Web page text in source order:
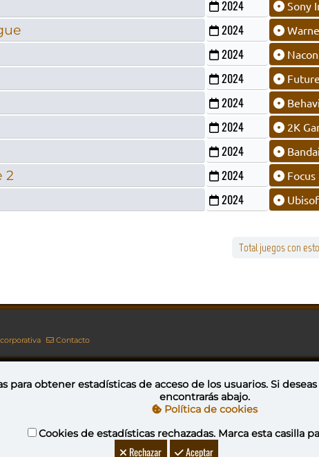
2024 Sony
2024
2024 Nacon
2024
2024
2024 2K
2024
2 2024 Focus
2024
Total juegos con
Contacto
Esta obra está bajo una licencia de Creative Commons Reconocimiento-NoComercial-CompartirIgual 4.0 Internacional
YovaGamingNetwork
para obtener estadísticas de acceso de los usuarios. Si
encontrarás abajo.
Política de cookies
Cookies de estadísticas rechazadas. Marca esta casilla
Rechazar Aceptar